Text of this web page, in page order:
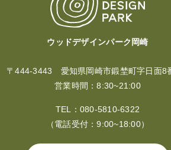
ウッドデザインパーク岡崎
〒444-3443 愛知県岡崎市鍛埜町字日面8
営業時間：8:30~21:00
TEL： 080-5810-6322
（電話受付：9:00~18:00）